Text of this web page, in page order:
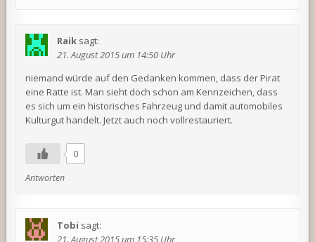
Raik sagt:
21. August 2015 um 14:50 Uhr
niemand würde auf den Gedanken kommen, dass der Pirat
eine Ratte ist. Man sieht doch schon am Kennzeichen, dass
es sich um ein historisches Fahrzeug und damit automobiles
Kulturgut handelt. Jetzt auch noch vollrestauriert.
0
Antworten
Tobi sagt:
21. August 2015 um 15:35 Uhr